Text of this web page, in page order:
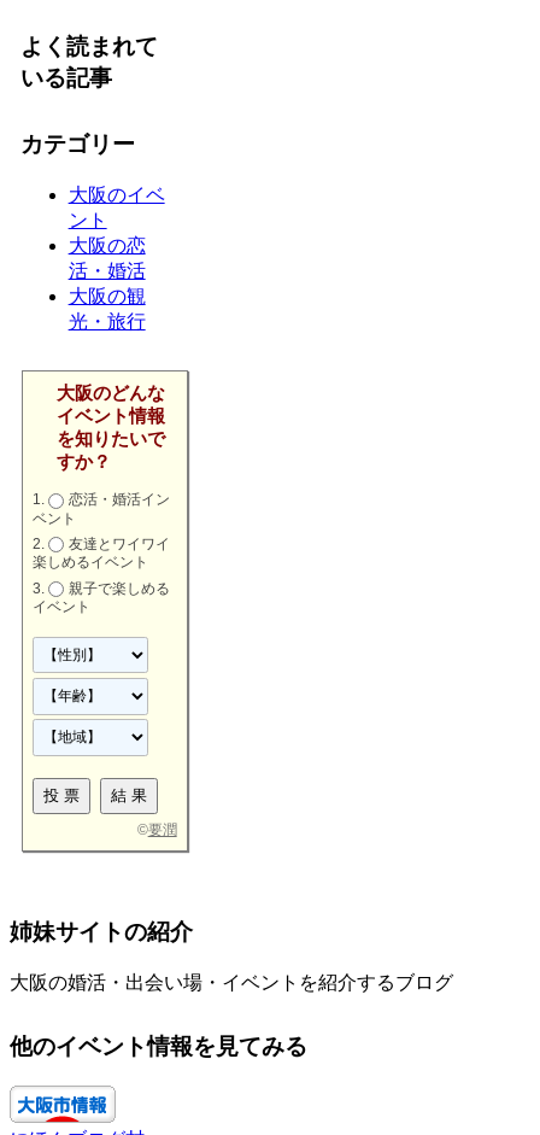
よく読まれて
いる記事
カテゴリー
大阪のイベ
ント
大阪の恋
活・婚活
大阪の観
光・旅行
大阪のどんな
イベント情報
を知りたいで
すか？
恋活・婚活イン
ベント
友達とワイワイ
楽しめるイベント
親子で楽しめる
イベント
©要潤
姉妹サイトの紹介
大阪の婚活・出会い場・イベントを紹介するブログ
他のイベント情報を見てみる